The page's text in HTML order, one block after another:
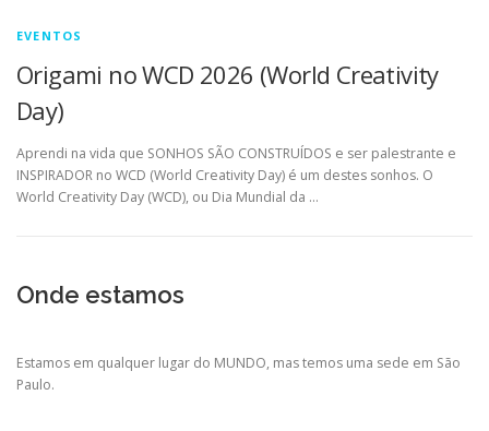
EVENTOS
Origami no WCD 2026 (World Creativity
Day)
Aprendi na vida que SONHOS SÃO CONSTRUÍDOS e ser palestrante e
INSPIRADOR no WCD (World Creativity Day) é um destes sonhos. O
World Creativity Day (WCD), ou Dia Mundial da …
Onde estamos
Estamos em qualquer lugar do MUNDO, mas temos uma sede em São
Paulo.